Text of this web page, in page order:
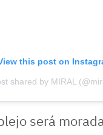
this post on
shared by MIRAL
será